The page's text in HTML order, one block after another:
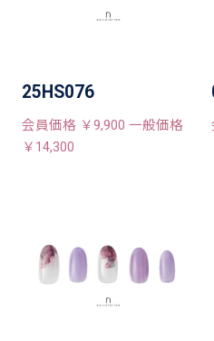
25HS076
会員価格 ￥9,900 一般価格
￥14,300